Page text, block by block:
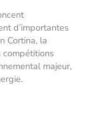
d’importantes
Cortina, la
majeur,